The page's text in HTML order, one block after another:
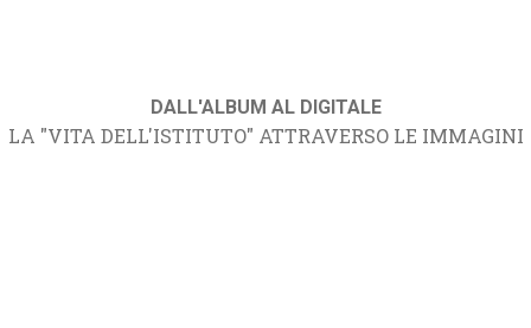
DALL'ALBUM AL DIGITALE
LA "VITA DELL'ISTITUTO" ATTRAVERSO LE IMMAGINI